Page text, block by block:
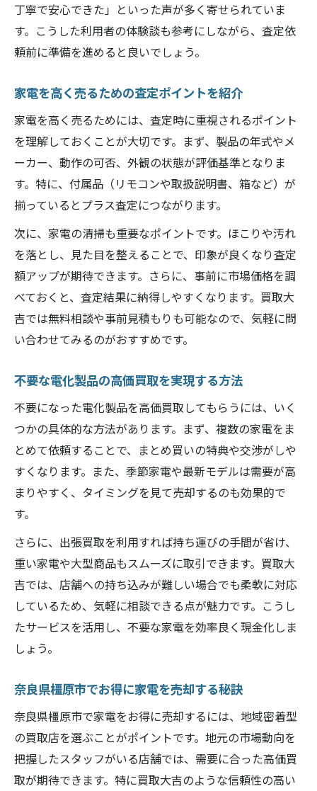
丁寧で安心できた」といった声が多く寄せられていま
す。こうした利用者の体験談も参考にしながら、査定依
頼前に準備を進めると良いでしょう。
家電を高く売るための査定ポイントを紹介
家電を高く売るためには、査定時に重視されるポイント
を理解しておくことが大切です。まず、製品の年式やメ
ーカー、動作の可否、外観の状態が評価基準となりま
す。特に、付属品（リモコンや取扱説明書、箱など）が
揃っているとプラス査定につながります。
次に、家電の清掃も重要なポイントです。ほこりや汚れ
を落とし、見た目を整えることで、印象が良くなり査定
額アップが期待できます。さらに、事前に市場価格を調
べておくと、査定結果に納得しやすくなります。買取大
吉では無料相談や事前見積もりも可能なので、気軽に問
い合わせてみるのがおすすめです。
不要な電化製品の高価買取を実現する方法
不要になった電化製品を高価買取してもらうには、いく
つかの具体的な方法があります。まず、複数の家電をま
とめて依頼することで、まとめ買いの特典や交渉がしや
すくなります。また、季節家電や最新モデルは需要が高
まりやすく、タイミングを見て売却するのも効果的で
す。
さらに、出張買取を利用すれば持ち運びの手間が省け、
重い家電や大型商品もスムーズに取引できます。買取大
吉では、店舗への持ち込みが難しい場合でも柔軟に対応
しているため、気軽に相談できる点が魅力です。こうし
たサービスを活用し、不要な家電を効率良く現金化しま
しょう。
奈良県橿原市でお得に家電を売却する秘訣
奈良県橿原市で家電をお得に売却するには、地域密着型
の買取店を選ぶことがポイントです。地元の市場動向を
把握したスタッフがいる店舗では、需要に合った高価買
取が期待できます。特に買取大吉のような信頼性の高い